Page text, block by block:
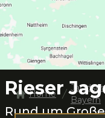
Rieser
Rund um
Home
Bayern